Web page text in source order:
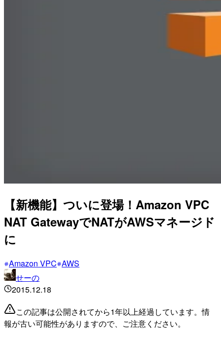
【新機能】ついに登場！Amazon VPC
NAT GatewayでNATがAWSマネージド
に
Amazon VPC AWS
せーの
2015.12.18
この記事は公開されてから1年以上経過しています。情
報が古い可能性がありますので、ご注意ください。